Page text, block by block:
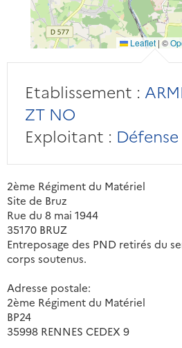
Leaflet | ©
Etablissement :
ZT NO
Exploitant : Défense
2ème Régiment du Matériel
Site de Bruz
Rue du 8 mai 1944
35170 BRUZ
Entreposage des PND retirés du
corps soutenus.
Adresse postale:
2ème Régiment du Matériel
BP24
35998 RENNES CEDEX 9